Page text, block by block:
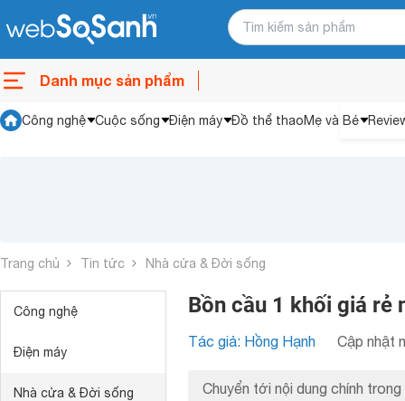
Danh mục sản phẩm
Công nghệ Cuộc sống Điện máy Đồ thể thaoMẹ và Bé
Trang chủ Tin tức Nhà cửa & Đời sống
Công nghệ
Điện máy
Nhà cửa & Đời sống
Bồn cầu 1 khối giá rẻ
Tác giả: Hồng Hạnh Cập nhật
Chuyển tới nội dung chính trong